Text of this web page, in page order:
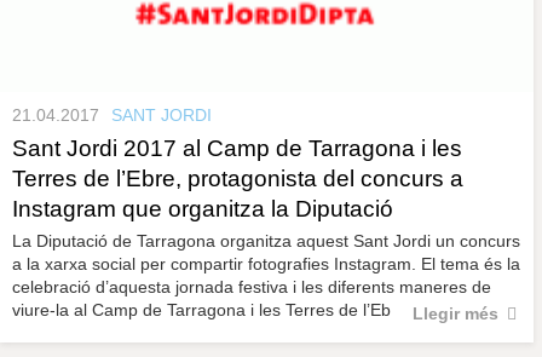
21.04.2017 SANT JORDI
Sant Jordi 2017 al Camp de Tarragona i les
Terres de l’Ebre, protagonista del concurs a
Instagram que organitza la Diputació
La Diputació de Tarragona organitza aquest Sant Jordi un concurs
a la xarxa social per compartir fotografies Instagram. El tema és la
celebració d’aquesta jornada festiva i les diferents maneres de
viure-la al Camp de Tarragona i les Terres de l’Eb
Llegir més